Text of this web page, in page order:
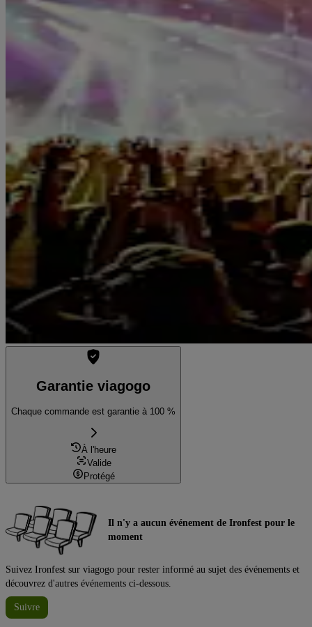
Garantie viagogo
Chaque commande est garantie à 100 %
À l'heure
Valide
Protégé
Il n'y a aucun événement de Ironfest pour le
moment
Suivez Ironfest sur viagogo pour rester informé au sujet des événements et
découvrez d'autres événements ci-dessous.
Suivre